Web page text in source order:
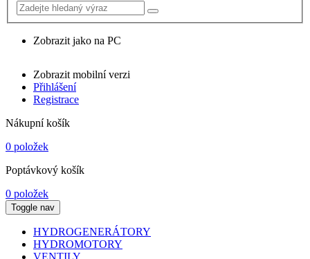
Zobrazit jako na PC
Zobrazit mobilní verzi
Přihlášení
Registrace
Nákupní košík
0 položek
Poptávkový košík
0 položek
Toggle nav
HYDROGENERÁTORY
HYDROMOTORY
VENTILY